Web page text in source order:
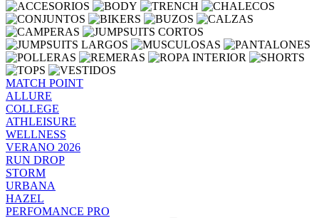
MATCH POINT
ALLURE
COLLEGE
ATHLEISURE
WELLNESS
VERANO 2026
RUN DROP
STORM
URBANA
HAZEL
PERFOMANCE PRO